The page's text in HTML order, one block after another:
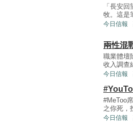
「長安
牧。這是
今日信報
兩性混
職業體壇
收入調查
今日信報
#MeToo
之你死，
今日信報